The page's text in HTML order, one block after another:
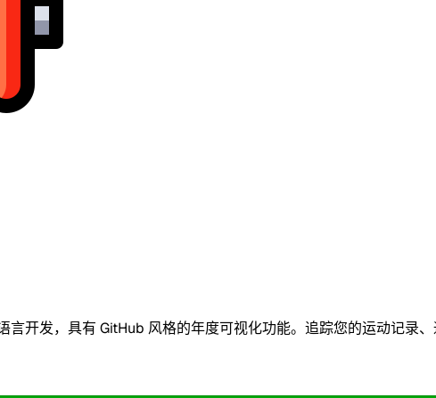
开发，具有 GitHub 风格的年度可视化功能。追踪您的运动记录